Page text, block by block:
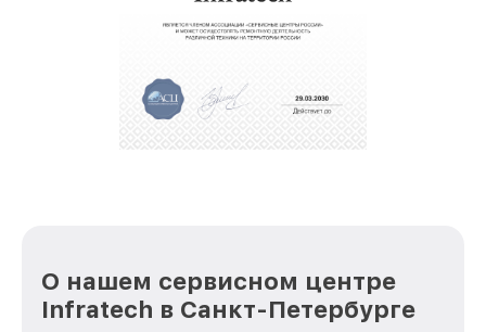
О нашем сервисном центре
Infratech в Санкт-Петербурге